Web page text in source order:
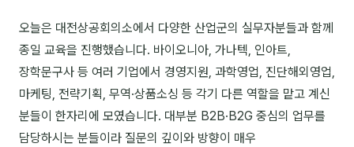
🗣️ 외국어 강의
📚 인문학 · 교양
오늘은 대전상공회의소에서 다양한 산업군의 실무자분들과 함께
종일 교육을 진행했습니다. 바이오니아, 가나텍, 인아트,
장학문구사 등 여러 기업에서 경영지원, 과학영업, 진단해외영업,
마케팅, 전략기획, 무역·상품소싱 등 각기 다른 역할을 맡고 계신
분들이 한자리에 모였습니다. 대부분 B2B·B2G 중심의 업무를
담당하시는 분들이라 질문의 깊이와 방향이 매우